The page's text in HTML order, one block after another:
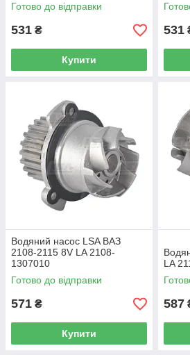
Готово до відправки
531 ₴
Купити
531
Водяний насос LSA ВАЗ
2108-2115 8V LA 2108-
1307010
Готово до відправки
571 ₴
Купити
LA
587